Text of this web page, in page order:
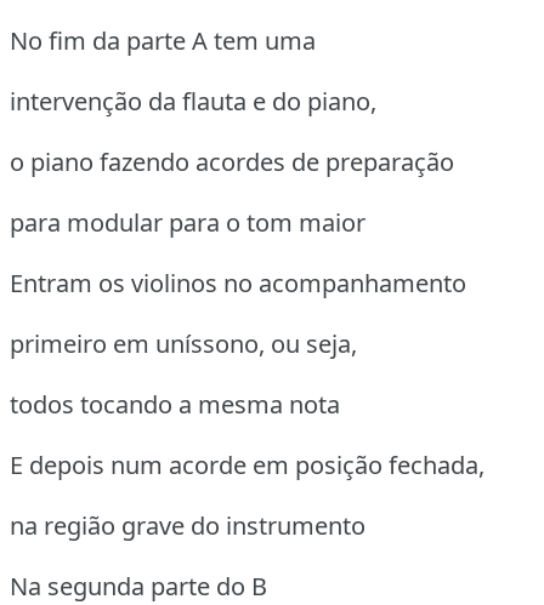
No fim da parte A tem uma
intervenção da flauta e do piano,
o piano fazendo acordes de preparação
para modular para o tom maior
Entram os violinos no acompanhamento
primeiro em uníssono, ou seja,
todos tocando a mesma nota
E depois num acorde em posição fechada,
na região grave do instrumento
Na segunda parte do B